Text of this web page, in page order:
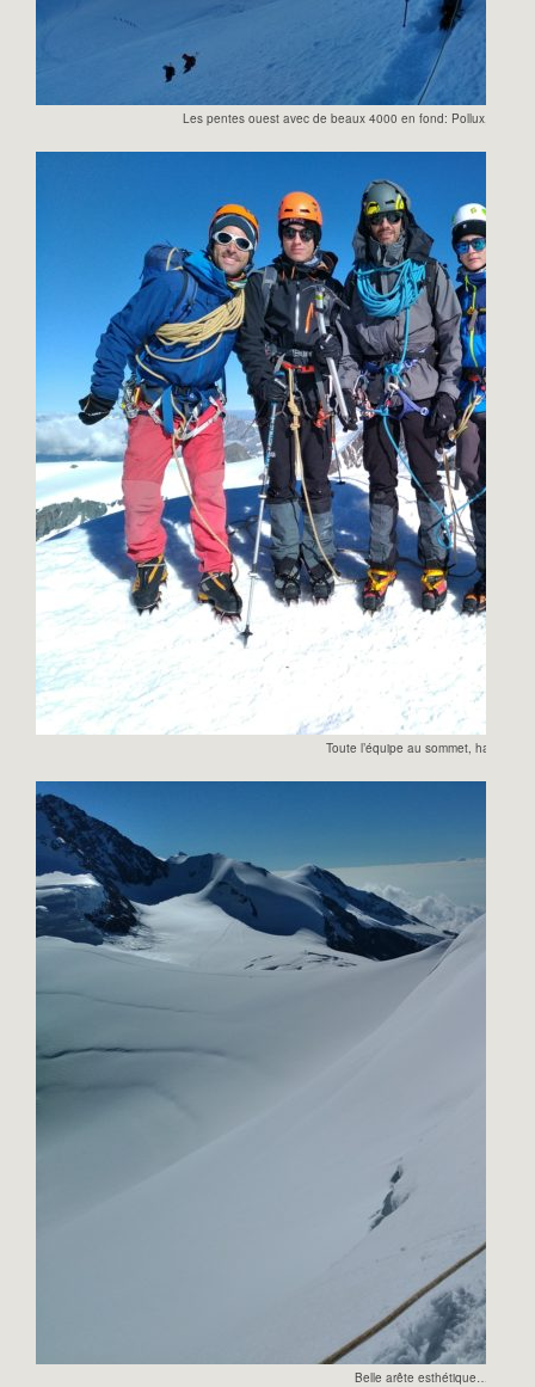
Les pentes ouest avec de beaux 4000 en fond: Pollux,
Toute l’équipe au sommet, happy!!
Belle arête esthétique…